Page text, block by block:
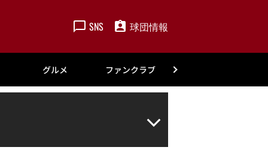
SNS 球団情報
グルメ ファンクラブ